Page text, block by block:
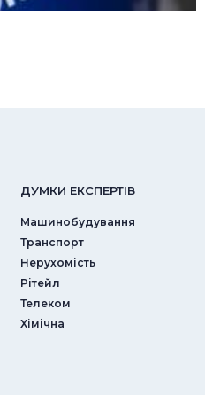
ДУМКИ ЕКСПЕРТIВ
Машинобудування
Транспорт
Нерухомість
Рітейл
Телеком
Хімічна